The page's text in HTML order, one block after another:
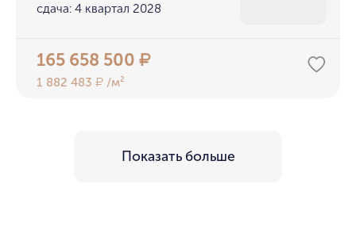
сдача: 4 квартал 2028
165 658 500₽
1 882 483₽ /м²
Показать больше